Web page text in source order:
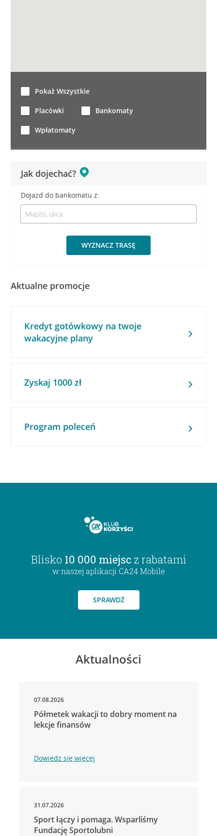
Jak dojechać?
Dojazd do bankomatu z:
WYZNACZ TRASĘ
Pokaż Wszystkie
Placówki Bankomaty
Wpłatomaty
Aktualne promocje
Kredyt gotówkowy na twoje
wakacyjne plany
Zyskaj 1000 zł
Program poleceń
Blisko 10 000 miejsc z rabatami
w naszej aplikacji CA24 Mobile
SPRAWDŹ
Aktualności
07.08.2026
Półmetek wakacji to dobry moment na
lekcje finansów
Dowiedz się więcej
31.07.2026
Sport łączy i pomaga. Wsparliśmy
Fundację Sportolubni